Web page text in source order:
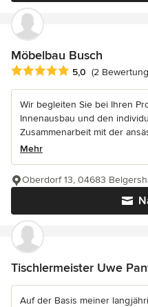
Möbelbau Busch
Durchschnittliche
5,0 (2
Wir begleiten Sie bei Ihren
Innenausbau und den
Zusammenarbeit mit der
Mehr
Oberdorf 13, 04683
Tischlermeister Uwe
Auf der Basis meiner